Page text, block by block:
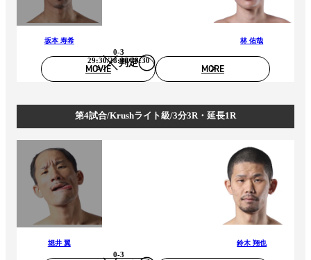
坂本 寿希
判定
0-3
29:30/28:30/28:30
林 佑哉
MOVIE MORE
第4試合/Krushライト級/3分3R・延長1R
堀井 翼
0-3
鈴木 翔也